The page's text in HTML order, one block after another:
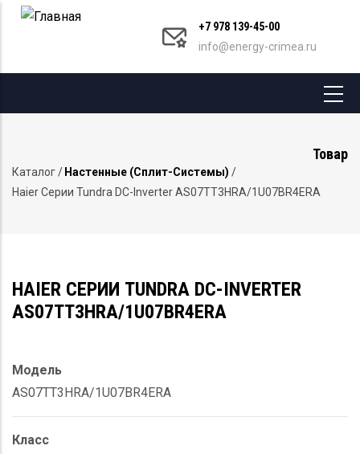
Перейти
+7 978 139-45-00
info@energy-crimea.ru
Товар
Строка
Каталог/ Настенные (сплит-Системы) /
Haier Серии Tundra DC-Inverter AS07TT3HRA/1U07BR4ERA
HAIER СЕРИИ TUNDRA DC-INVERTER
AS07TT3HRA/1U07BR4ERA
Модель
AS07TT3HRA/1U07BR4ERA
Класс